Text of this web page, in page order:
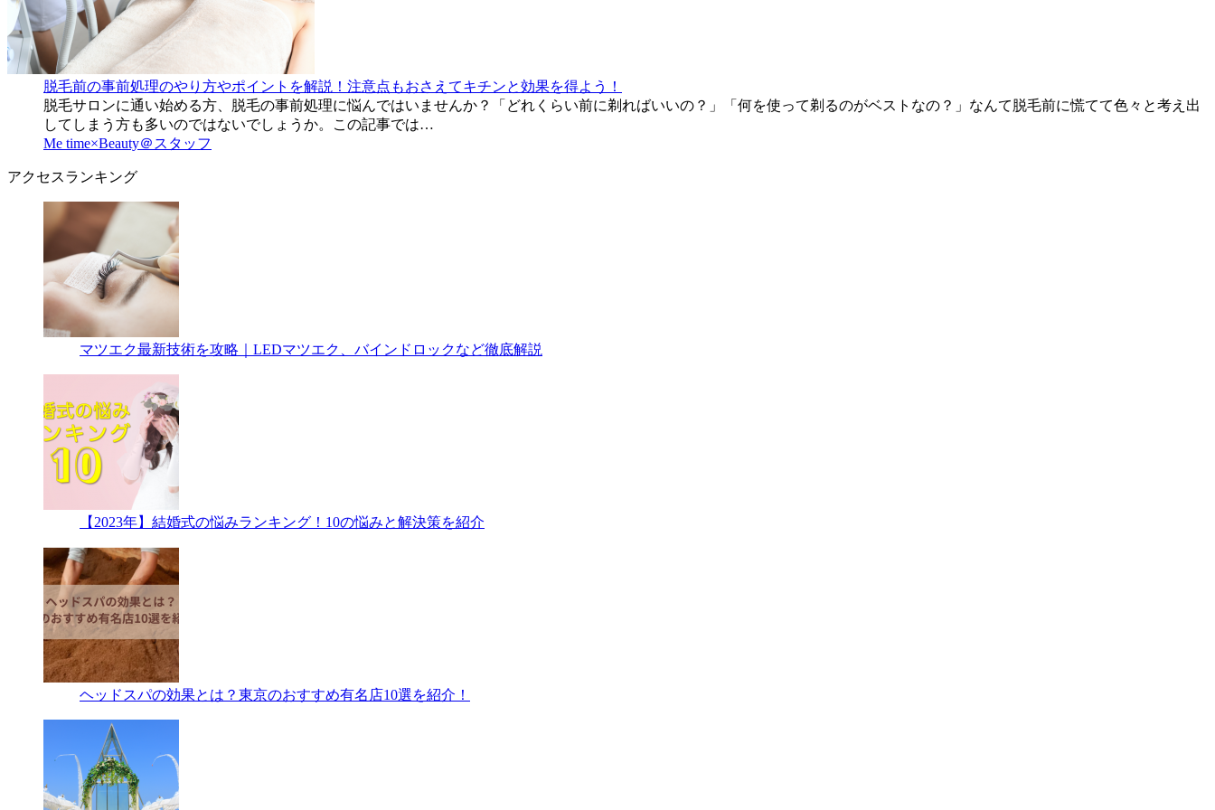
脱毛前の事前処理のやり方やポイントを解説！注意点もおさえてキチンと効果を得よう！
脱毛サロンに通い始める方、脱毛の事前処理に悩んではいませんか？「どれくらい前に剃ればいいの？」「何を使って剃るのがベストなの？」なんて脱毛前に慌てて色々と考え出
してしまう方も多いのではないでしょうか。この記事では…
Me time×Beauty＠スタッフ
アクセスランキング
マツエク最新技術を攻略｜LEDマツエク、バインドロックなど徹底解説
【2023年】結婚式の悩みランキング！10の悩みと解決策を紹介
ヘッドスパの効果とは？東京のおすすめ有名店10選を紹介！